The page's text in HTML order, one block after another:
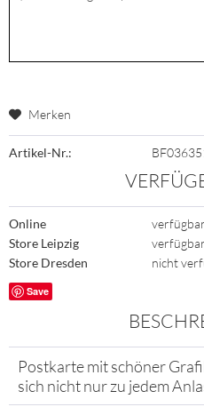
Merken
Artikel-Nr.:
Online
verfügbar
Store Leipzig
verfügbar
Store Dresden
nicht
Save
Postkarte mit schöner
sich nicht nur zu jedem